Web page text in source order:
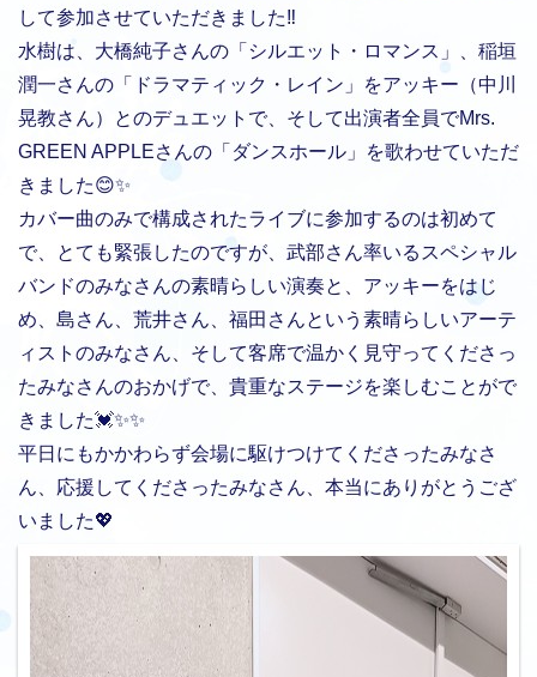
して参加させていただきました‼️
水樹は、大橋純子さんの「シルエット・ロマンス」、稲垣
潤一さんの「ドラマティック・レイン」をアッキー（中川
晃教さん）とのデュエットで、そして出演者全員でMrs.
GREEN APPLEさんの「ダンスホール」を歌わせていただ
きました😊✨
カバー曲のみで構成されたライブに参加するのは初めて
で、とても緊張したのですが、武部さん率いるスペシャル
バンドのみなさんの素晴らしい演奏と、アッキーをはじ
め、島さん、荒井さん、福田さんという素晴らしいアーテ
ィストのみなさん、そして客席で温かく見守ってくださっ
たみなさんのおかげで、貴重なステージを楽しむことがで
きました💓✨✨
平日にもかかわらず会場に駆けつけてくださったみなさ
ん、応援してくださったみなさん、本当にありがとうござ
いました💖